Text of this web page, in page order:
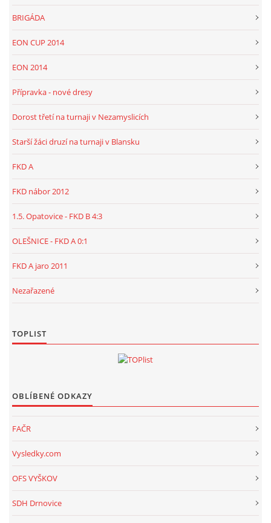
BRIGÁDA
EON CUP 2014
EON 2014
Přípravka - nové dresy
Dorost třetí na turnaji v Nezamyslicích
Starší žáci druzí na turnaji v Blansku
FKD A
FKD nábor 2012
1.5. Opatovice - FKD B 4:3
OLEŠNICE - FKD A 0:1
FKD A jaro 2011
Nezařazené
TOPLIST
OBLÍBENÉ ODKAZY
FAČR
Vysledky.com
OFS VYŠKOV
SDH Drnovice